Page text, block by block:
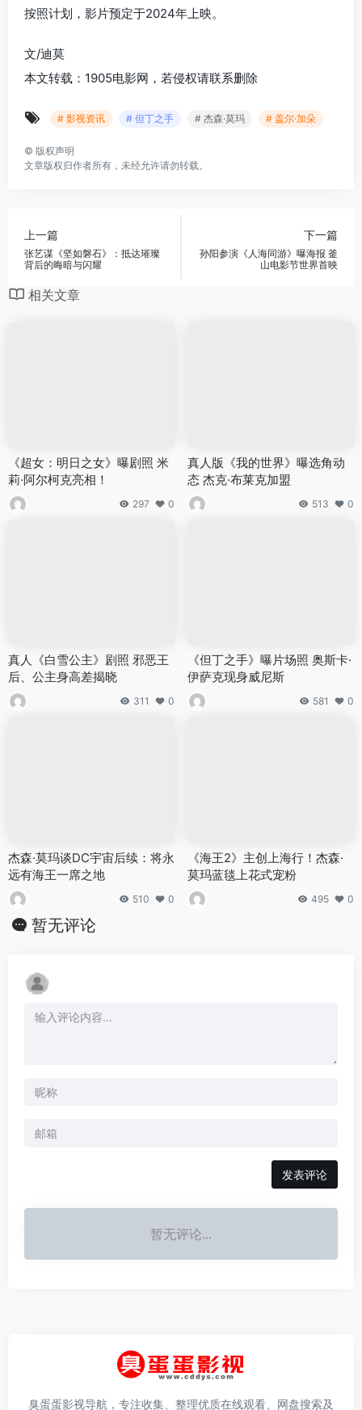
按照计划，影片预定于2024年上映。
文/迪莫
本文转载：1905电影网，若侵权请联系删除
# 影视资讯 # 但丁之手 # 杰森·莫玛 # 盖尔·加朵
© 版权声明
文章版权归作者所有，未经允许请勿转载。
上一篇
张艺谋《坚如磐石》：抵达璀璨
背后的晦暗与闪耀
下一篇
孙阳参演《人海同游》曝海报 釜
山电影节世界首映
相关文章
《超女：明日之女》曝剧照 米
莉·阿尔柯克亮相！
297 0
真人版《我的世界》曝选角动
态 杰克·布莱克加盟
513 0
真人《白雪公主》剧照 邪恶王
后、公主身高差揭晓
311 0
《但丁之手》曝片场照 奥斯卡·
伊萨克现身威尼斯
581 0
杰森·莫玛谈DC宇宙后续：将永
远有海王一席之地
510 0
《海王2》主创上海行！杰森·
莫玛蓝毯上花式宠粉
495 0
暂无评论
发表评论
暂无评论...
臭蛋蛋影视导航，专注收集、整理优质在线观看、网盘搜索及